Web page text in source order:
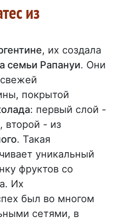
из
, их создала
семьи Рапануи. Они
свежей
покрытой
: первый слой -
, второй - из
. Такая
уникальный
фруктов со
Их
был во многом
сетями, в